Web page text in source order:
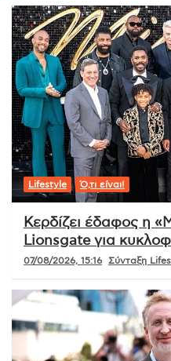
Lifestyle Ό,τι είναι!
Κερδίζει έδαφος η
Lionsgate για
07/08/2026, 15:16 Σύνταξη